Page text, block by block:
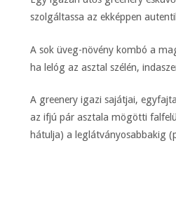
szolgáltassa az ekképpen
A sok üveg-növény kombó a
ha lelóg az asztal szélén,
A greenery igazi sajátjai,
az ifjú pár asztala mögötti
hátulja) a leglátványosabbakig